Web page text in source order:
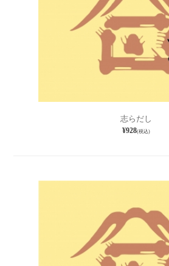
志らだし
¥928(税込)